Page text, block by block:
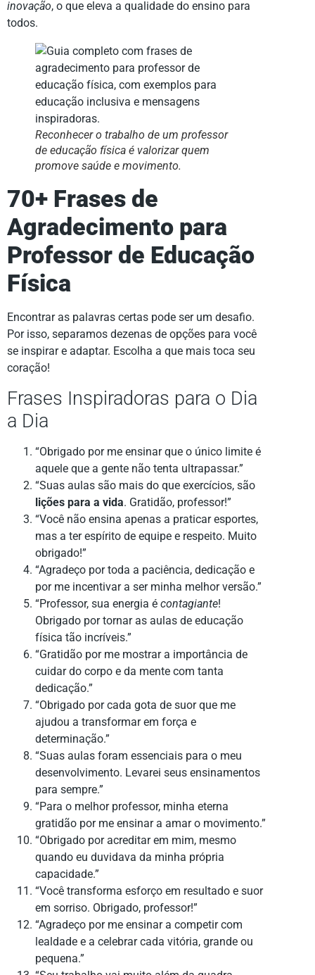
inovação, o que eleva a qualidade do ensino para
todos.
Reconhecer o trabalho de um professor
de educação física é valorizar quem
promove saúde e movimento.
70+ Frases de
Agradecimento para
Professor de Educação
Física
Encontrar as palavras certas pode ser um desafio.
Por isso, separamos dezenas de opções para você
se inspirar e adaptar. Escolha a que mais toca seu
coração!
Frases Inspiradoras para o Dia
a Dia
“Obrigado por me ensinar que o único limite é
aquele que a gente não tenta ultrapassar.”
“Suas aulas são mais do que exercícios, são
lições para a vida. Gratidão, professor!”
“Você não ensina apenas a praticar esportes,
mas a ter espírito de equipe e respeito. Muito
obrigado!”
“Agradeço por toda a paciência, dedicação e
por me incentivar a ser minha melhor versão.”
“Professor, sua energia é contagiante!
Obrigado por tornar as aulas de educação
física tão incríveis.”
“Gratidão por me mostrar a importância de
cuidar do corpo e da mente com tanta
dedicação.”
“Obrigado por cada gota de suor que me
ajudou a transformar em força e
determinação.”
“Suas aulas foram essenciais para o meu
desenvolvimento. Levarei seus ensinamentos
para sempre.”
“Para o melhor professor, minha eterna
gratidão por me ensinar a amar o movimento.”
“Obrigado por acreditar em mim, mesmo
quando eu duvidava da minha própria
capacidade.”
“Você transforma esforço em resultado e suor
em sorriso. Obrigado, professor!”
“Agradeço por me ensinar a competir com
lealdade e a celebrar cada vitória, grande ou
pequena.”